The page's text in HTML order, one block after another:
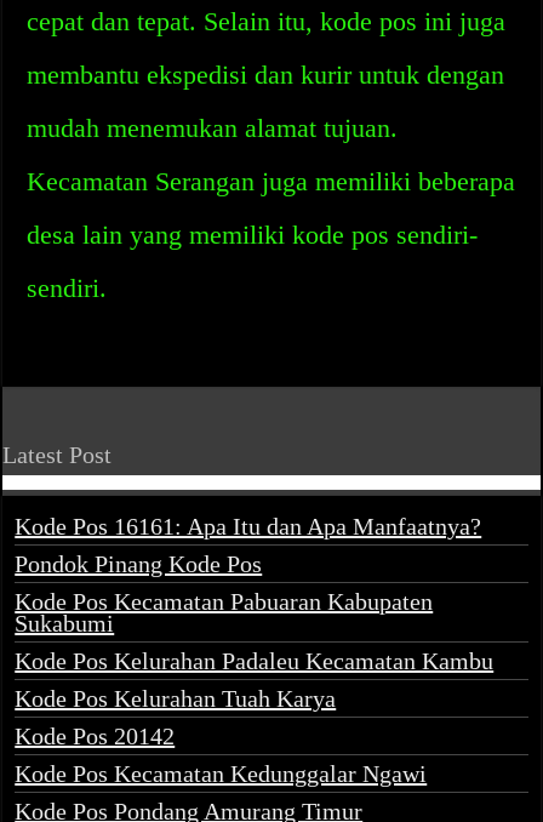
cepat dan tepat. Selain itu, kode pos ini juga
membantu ekspedisi dan kurir untuk dengan
mudah menemukan alamat tujuan.
Kecamatan Serangan juga memiliki beberapa
desa lain yang memiliki kode pos sendiri-
sendiri.
Latest Post
Kode Pos 16161: Apa Itu dan Apa Manfaatnya?
Pondok Pinang Kode Pos
Kode Pos Kecamatan Pabuaran Kabupaten
Sukabumi
Kode Pos Kelurahan Padaleu Kecamatan Kambu
Kode Pos Kelurahan Tuah Karya
Kode Pos 20142
Kode Pos Kecamatan Kedunggalar Ngawi
Kode Pos Pondang Amurang Timur